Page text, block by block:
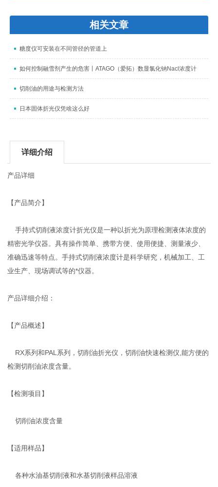
相关文章
糖度仪可安装在不同管径的管道上
如何控制融雪剂产生的危害丨ATAGO（爱拓）数显氯化钠Nacl浓度计
切削油的用途与检测方法
日本固体折光仪凭啥这么好
详细介绍
产品详细
【产品简介】
手持式切削液浓度计折光仪是一种以折光为原理检测液体浓度的
精密光学仪器。具有操作简单、携带方便、使用便捷、测量液少、
准确迅速等特点。手持式切削液浓度计是科学研究，机械加工、工
业生产、现场调试等的*仪器。
产品详细介绍：
【产品概述】
RX系列和PAL系列，切削油折光仪，切削油快速检测仪,能方便的
检测切削油浓度含量。
【检测项目】
切削油浓度含量
【适用样品】
各种水油基切削液和水基切削液样品溶液